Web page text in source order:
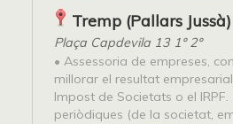
Tremp (Pallars Jussà)
Plaça Capdevila 13 1º 2º
• Assessoria de empreses,
millorar el resultat
Impost de Societats o el
periòdiques (de la societat,